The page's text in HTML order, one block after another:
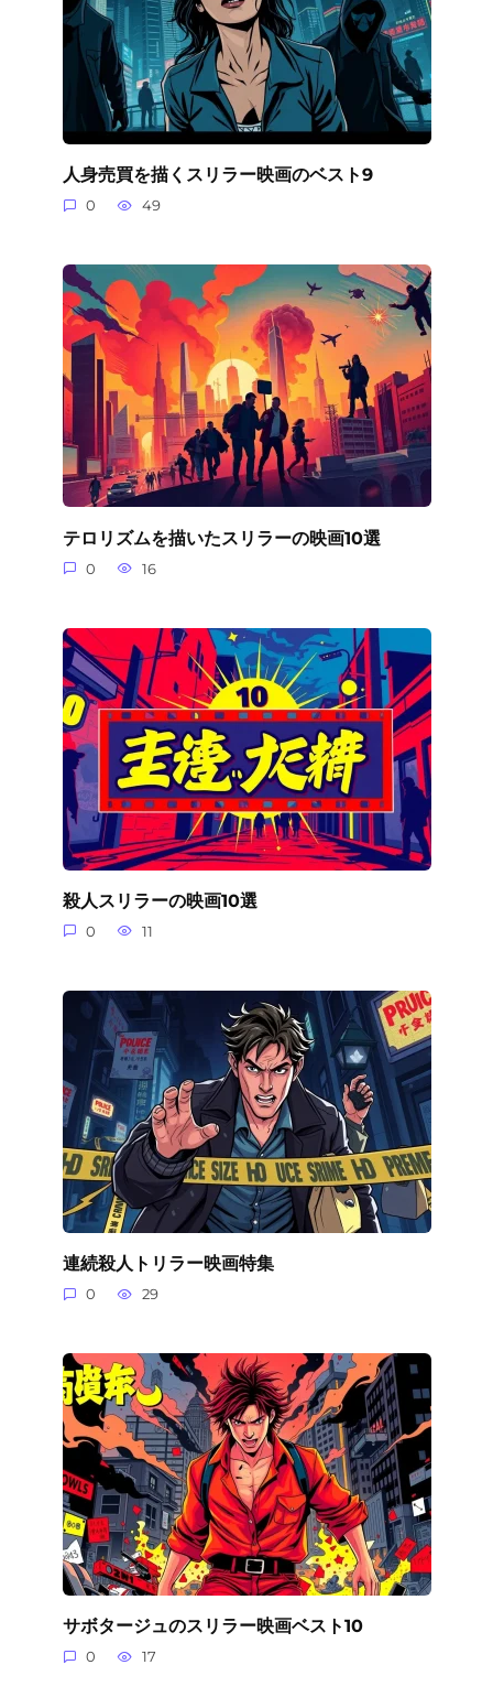
人身売買を描くスリラー映画のベスト9
0 49
テロリズムを描いたスリラーの映画10選
0 16
殺人スリラーの映画10選
0 11
連続殺人トリラー映画特集
0 29
サボタージュのスリラー映画ベスト10
0 17